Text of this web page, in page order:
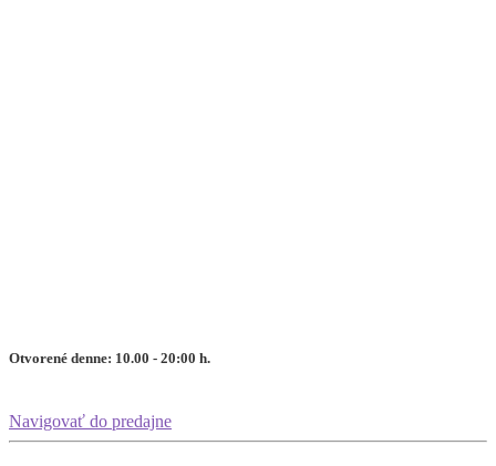
Otvorené denne: 10.00 - 20:00 h.
Navigovať do predajne